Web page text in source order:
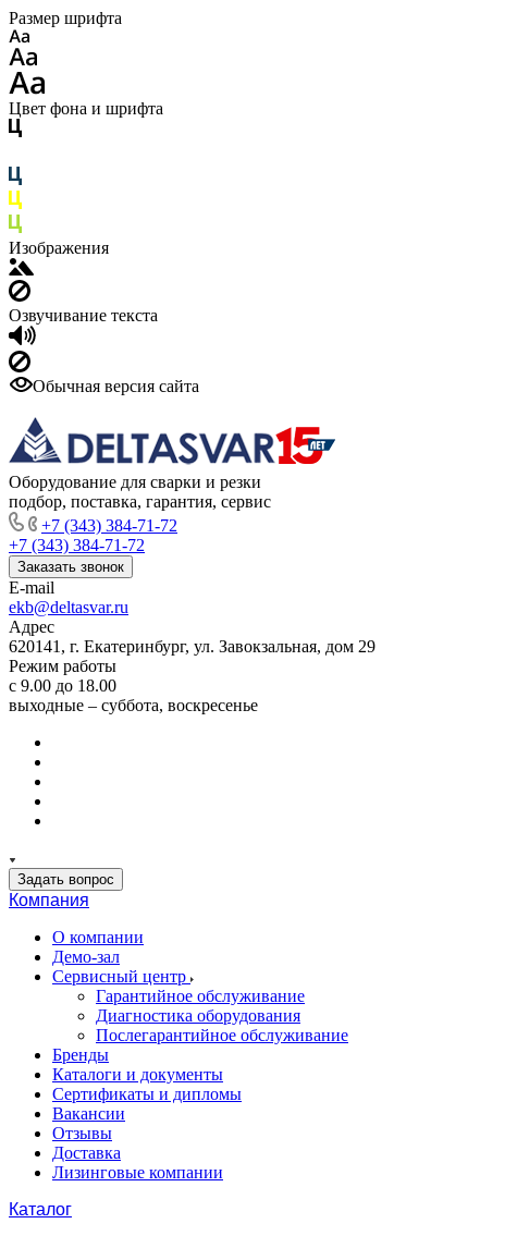
Размер шрифта
Цвет фона и шрифта
Изображения
Озвучивание текста
Обычная версия сайта
Оборудование для сварки и резки
подбор, поставка, гарантия, сервис
+7 (343) 384-71-72
+7 (343) 384-71-72
Заказать звонок
E-mail
ekb@deltasvar.ru
Адрес
620141, г. Екатеринбург, ул. Завокзальная, дом 29
Режим работы
с 9.00 до 18.00
выходные – суббота, воскресенье
Задать вопрос
Компания
О компании
Демо-зал
Сервисный центр
Гарантийное обслуживание
Диагностика оборудования
Послегарантийное обслуживание
Бренды
Каталоги и документы
Сертификаты и дипломы
Вакансии
Отзывы
Доставка
Лизинговые компании
Каталог